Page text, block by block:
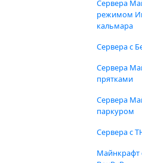
Сервера
режимом
кальмара
Сервера с
Сервера
прятками
Сервера
паркуром
Сервера с
Майнкрафт